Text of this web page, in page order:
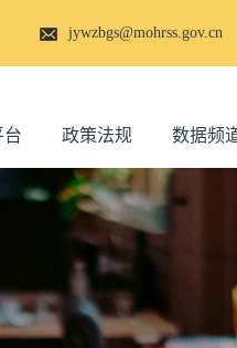
jywzbgs@mohrss.gov.cn
台 政策法规 数据频